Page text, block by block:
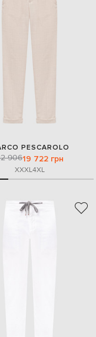
PESCAROLO
90619 722 грн
XXXL4XL